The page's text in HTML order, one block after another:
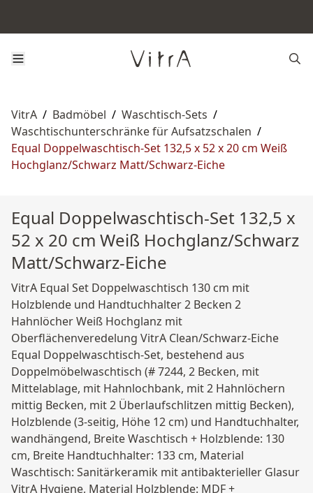
VitrA / Badmöbel / Waschtisch-Sets /
Waschtischunterschränke für Aufsatzschalen /
Equal Doppelwaschtisch-Set 132,5 x 52 x 20 cm Weiß
Hochglanz/Schwarz Matt/Schwarz-Eiche
Equal Doppelwaschtisch-Set 132,5 x
52 x 20 cm Weiß Hochglanz/Schwarz
Matt/Schwarz-Eiche
VitrA Equal Set Doppelwaschtisch 130 cm mit
Holzblende und Handtuchhalter 2 Becken 2
Hahnlöcher Weiß Hochglanz mit
Oberflächenveredelung VitrA Clean/Schwarz-Eiche
Equal Doppelwaschtisch-Set, bestehend aus
Doppelmöbelwaschtisch (# 7244, 2 Becken, mit
Mittelablage, mit Hahnlochbank, mit 2 Hahnlöchern
mittig Becken, mit 2 Überlaufschlitzen mittig Becken),
Holzblende (3-seitig, Höhe 12 cm) und Handtuchhalter,
wandhängend, Breite Waschtisch + Holzblende: 130
cm, Breite Handtuchhalter: 133 cm, Material
Waschtisch: Sanitärkeramik mit antibakterieller Glasur
VitrA Hygiene, Material Holzblende: MDF +